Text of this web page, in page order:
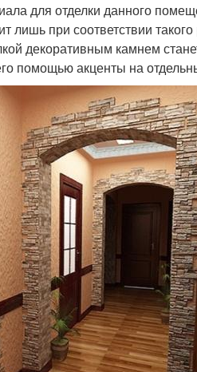
для отделки данного
лишь при соответствии
декоративным камнем
помощью акценты на